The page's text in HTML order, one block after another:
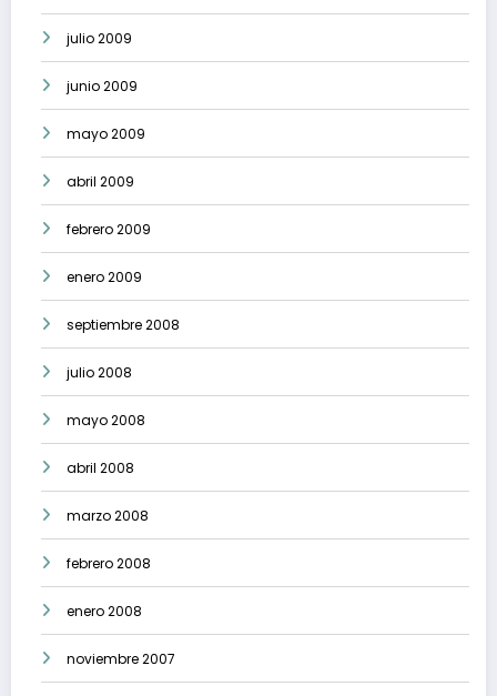
julio 2009
junio 2009
mayo 2009
abril 2009
febrero 2009
enero 2009
septiembre 2008
julio 2008
mayo 2008
abril 2008
marzo 2008
febrero 2008
enero 2008
noviembre 2007